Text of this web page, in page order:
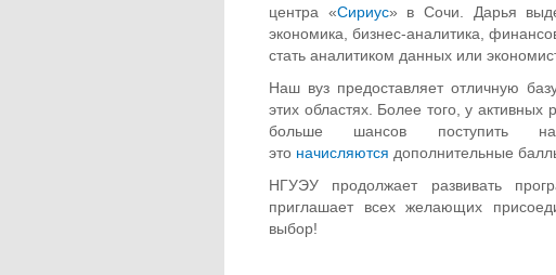
центра «Сириус» в Сочи. Дарья
экономика, бизнес-аналитика,
стать аналитиком данных или
Наш вуз предоставляет отличную
этих областях. Более того, у активных
больше шансов поступить
это начисляются дополнительные
НГУЭУ продолжает развивать
приглашает всех желающих
выбор!